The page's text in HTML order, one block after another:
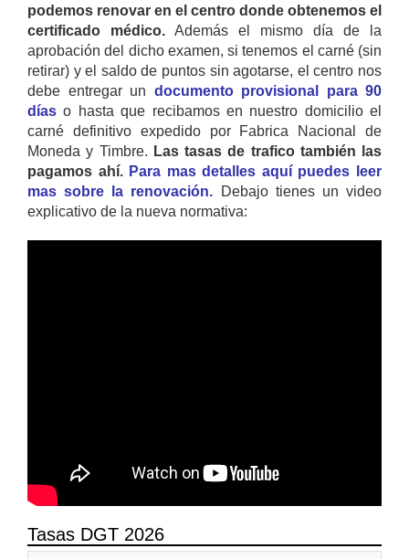
podemos renovar en el centro donde obtenemos el
certificado médico. Además el mismo día de la
aprobación del dicho examen, si tenemos el carné (sin
retirar) y el saldo de puntos sin agotarse, el centro nos
debe entregar un documento provisional para 90
días o hasta que recibamos en nuestro domicilio el
carné definitivo expedido por Fabrica Nacional de
Moneda y Timbre. Las tasas de trafico también las
pagamos ahí. Para mas detalles aquí puedes leer
mas sobre la renovación. Debajo tienes un video
explicativo de la nueva normativa:
Tasas DGT 2026